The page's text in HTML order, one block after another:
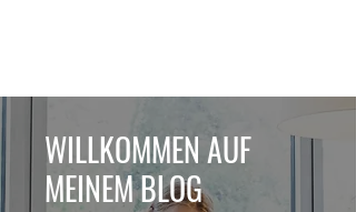
WILLKOMMEN AUF
MEINEM BLOG